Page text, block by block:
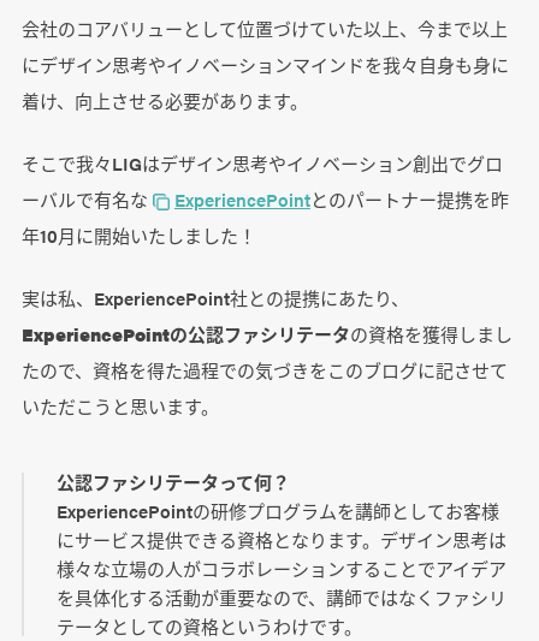
会社のコアバリューとして位置づけていた以上、今まで以上
にデザイン思考やイノベーションマインドを我々自身も身に
着け、向上させる必要があります。
そこで我々LIGはデザイン思考やイノベーション創出でグロ
ーバルで有名な
ExperiencePointとのパートナー提携を昨
年10月に開始いたしました！
実は私、ExperiencePoint社との提携にあたり、
ExperiencePointの公認ファシリテータの資格を獲得しまし
たので、資格を得た過程での気づきをこのブログに記させて
いただこうと思います。
公認ファシリテータって何？
ExperiencePointの研修プログラムを講師としてお客様
にサービス提供できる資格となります。デザイン思考は
様々な立場の人がコラボレーションすることでアイデア
を具体化する活動が重要なので、講師ではなくファシリ
テータとしての資格というわけです。